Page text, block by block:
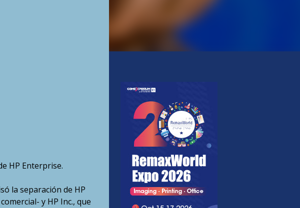
HP Enterprise.
la separación de HP
y HP Inc., que